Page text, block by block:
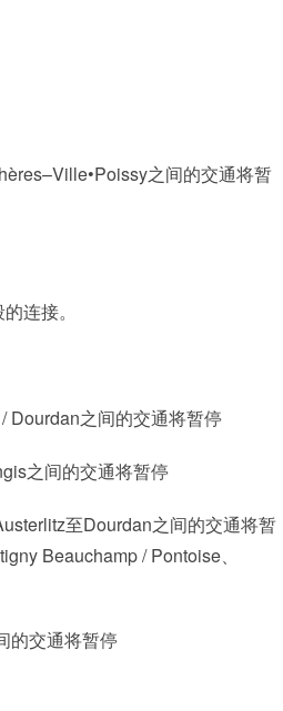
之间的交通将暂
连接。
Dourdan之间的交通将暂停
之间的交通将暂停
至Dourdan之间的交通将暂
Beauchamp / Pontoise、
的交通将暂停